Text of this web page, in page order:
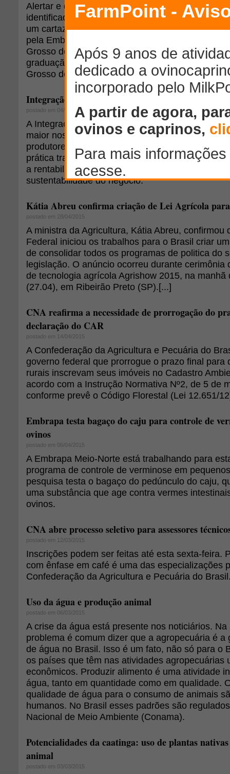
Alertar e divulgar à população sobre as 22
identificadas em Mato Grosso do Sul, até o
um cartaz - produzido a partir de informações do
pela Embrapa Gado de Corte, Fundect,
Grosso do Sul, Fiocruz, pelo Instituto Butantã e
graduação de doenças infecciosas da
Grosso do Sul.
Integração Lavoura Pecuária
postado em 04/05/2015
A Integração Lavoura Pecuária vem ganhando
maior nos projetos de pecuária de corte e de
produtores estão adotando este sistema. Os
prática traz ao sistema de produção como um
a rentabilidade dos projetos, com uma vantagem
sustentabilidade do negócio.
Kátia Abreu confirma criação de Lei Agrícola
postado em 28/04/2015
A ministra da Agricultura, Kátia Abreu, confirmou
Federal iniciou os trabalhos para o Brasil criar
de consolidar todos os programas de politica do
legislação. O anúncio ocorreu durante cerimônia
de tecnologia agrícola Agrishow 2015, na manhã
(27.04), em Ribeirão Preto (SP).[...]
CNA reafirma a necessidade de prorrogação do
declaração do CAR
postado em 14/04/2015
A Confederação da Agricultura e Pecuária do
governo federal que prorrogue o prazo final para
rurais inscrevam seus imóveis no Cadastro
acordo com a Instrução Normativa Nº2, de 5 de
conforme prevê o Código Florestal (Lei 12.651/
Embrapa testa bagaço do caju para controle de
ovinos
postado em 06/04/2015
A Embrapa Meio-Norte está trabalhando para
programa de controle de verminose em
pesquisa testa o bagaço do pedúnculo do caju,
uma substância que age contra vermes
ovinos.
CNA abre processo seletivo para assessores
postado em 12/03/2015
Inscrições podem ser feitas até esta sexta-feira.
com ênfase em café é uma das especializações
Confederação da Agricultura e Pecuária do
Uso da água e produção animal
postado em 06/03/2015
A crise da água está presente nos noticiários.
problema é comum dizer que a agropecuária é a
de água no Brasil. Isso é um fato, não só para o
os países que têm nas atividades agropecuárias
econômicos. Produzir alimento é uma atividade
água, tanto em quantidade como em qualidade.
qualidade de água para o consumo de animais
humanos. No Brasil esses padrões são
Nacional de Meio Ambiente (Conama).
Potencialidades da caatinga: uso de plantas
animal
postado em 03/03/2015